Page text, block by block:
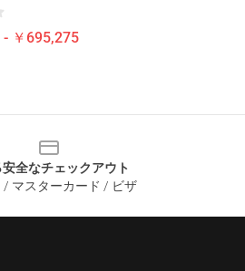
- ￥695,275
全なチェックアウト
/ マスターカード / ビザ